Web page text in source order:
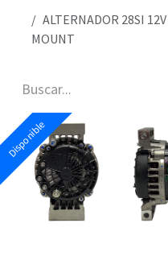
ALTERNADOR 28SI
MOUNT
Disponible